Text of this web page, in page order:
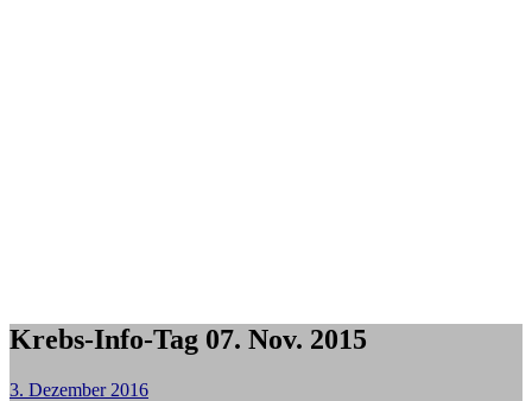
Krebs-Info-Tag 07. Nov. 2015
3. Dezember 2016